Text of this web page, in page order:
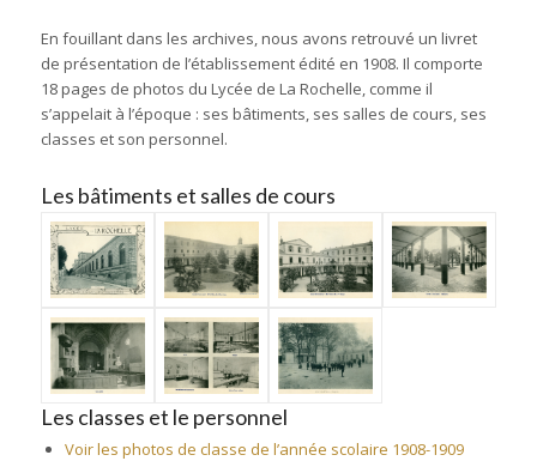
En fouillant dans les archives, nous avons retrouvé un livret
de présentation de l’établissement édité en 1908. Il comporte
18 pages de photos du Lycée de La Rochelle, comme il
s’appelait à l’époque : ses bâtiments, ses salles de cours, ses
classes et son personnel.
Les bâtiments et salles de cours
Les classes et le personnel
Voir les photos de classe de l’année scolaire 1908-1909